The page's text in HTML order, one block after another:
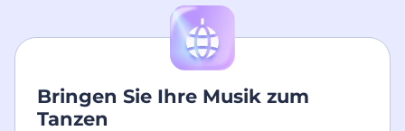
Bringen Sie Ihre Musik zum
Tanzen